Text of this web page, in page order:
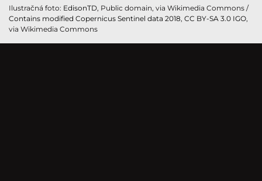
Ilustračná foto: EdisonTD, Public domain, via Wikimedia Commons /
Contains modified Copernicus Sentinel data 2018, CC BY-SA 3.0 IGO,
via Wikimedia Commons